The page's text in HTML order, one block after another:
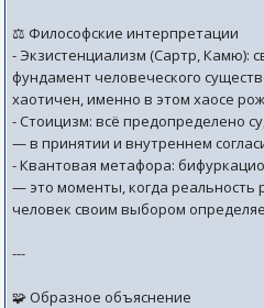
⚖️ Философские интерпретации
- Экзистенциализм (Сартр, Камю):
фундамент человеческого
хаотичен, именно в этом хаосе
- Стоицизм: всё предопределено
— в принятии и внутреннем
- Квантовая метафора:
— это моменты, когда реальность
человек своим выбором
---
🧩 Образное объяснение